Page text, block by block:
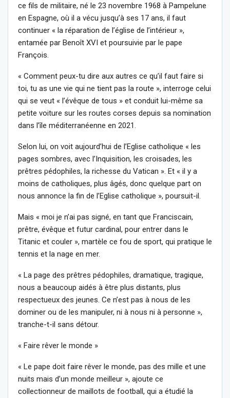
ce fils de militaire, né le 23 novembre 1968 à Pampelune
en Espagne, où il a vécu jusqu’à ses 17 ans, il faut
continuer « la réparation de l’église de l’intérieur »,
entamée par Benoît XVI et poursuivie par le pape
François.
« Comment peux-tu dire aux autres ce qu’il faut faire si
toi, tu as une vie qui ne tient pas la route », interroge celui
qui se veut « l’évêque de tous » et conduit lui-même sa
petite voiture sur les routes corses depuis sa nomination
dans l’île méditerranéenne en 2021.
Selon lui, on voit aujourd’hui de l’Eglise catholique « les
pages sombres, avec l’Inquisition, les croisades, les
prêtres pédophiles, la richesse du Vatican ». Et « il y a
moins de catholiques, plus âgés, donc quelque part on
nous annonce la fin de l’Eglise catholique », poursuit-il.
Mais « moi je n’ai pas signé, en tant que Franciscain,
prêtre, évêque et futur cardinal, pour entrer dans le
Titanic et couler », martèle ce fou de sport, qui pratique le
tennis et la nage en mer.
« La page des prêtres pédophiles, dramatique, tragique,
nous a beaucoup aidés à être plus distants, plus
respectueux des jeunes. Ce n’est pas à nous de les
dominer ou de les manipuler, ni à nous ni à personne »,
tranche-t-il sans détour.
« Faire rêver le monde »
« Le pape doit faire rêver le monde, pas des mille et une
nuits mais d’un monde meilleur », ajoute ce
collectionneur de maillots de football, qui a étudié la